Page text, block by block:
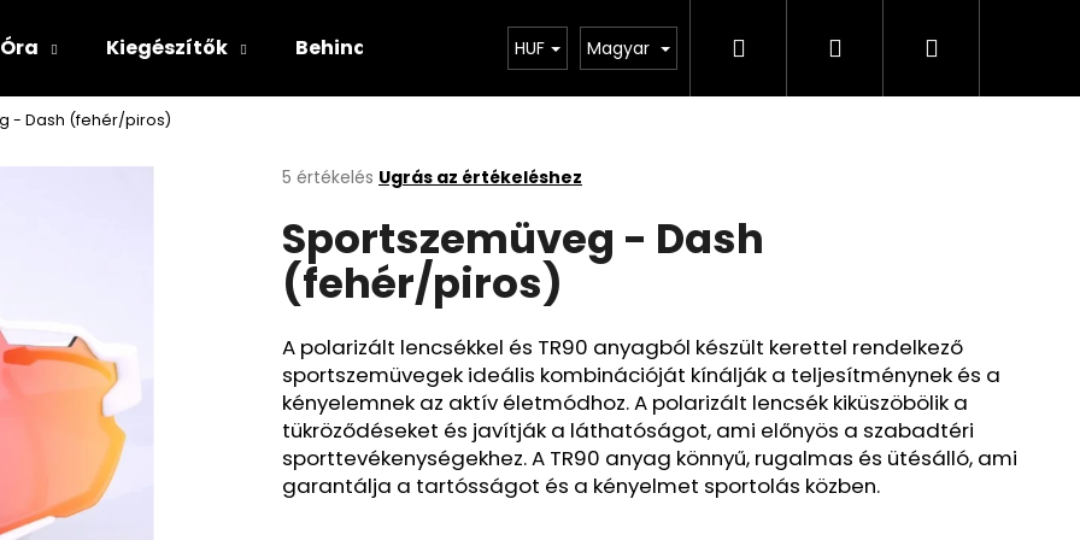
Óra Kiegészítők Behind the brand Napište nám
HUF Magyar KeresésBejelentkezés
Kosár
- Dash (fehér/piros)
A
átlagos
értékelése
5-
ből
5,0
csillag.
5 értékelés Ugrás az értékeléshez
Sportszemüveg - Dash
(fehér/piros)
A polarizált lencsékkel és TR90 anyagból készült kerettel rendelkező
sportszemüvegek ideális kombinációját kínálják a teljesítménynek és a
kényelemnek az aktív életmódhoz. A polarizált lencsék kiküszöbölik a
tükröződéseket és javítják a láthatóságot, ami előnyös a szabadtéri
sporttevékenységekhez. A TR90 anyag könnyű, rugalmas és ütésálló, ami
garantálja a tartósságot és a kényelmet sportolás közben.
Mit keres?
KERESÉS